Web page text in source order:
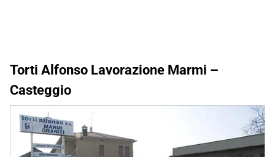
Torti Alfonso Lavorazione Marmi –
Casteggio